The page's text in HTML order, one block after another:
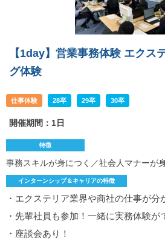
【1day】営業事務体験 エクス
グ体験
仕事体験 28卒 29卒 30卒
開催期間：1日
特徴
事務スキルが身につく／社会人マナーが
インターンシップ＆キャリアの特徴
・エクステリア業界や商社の仕事が分
・先輩社員も参加！一緒に実務体験が
・座談会あり！